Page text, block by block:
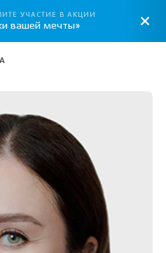
УЧАСТИЕ В АКЦИИ
вашей мечты»